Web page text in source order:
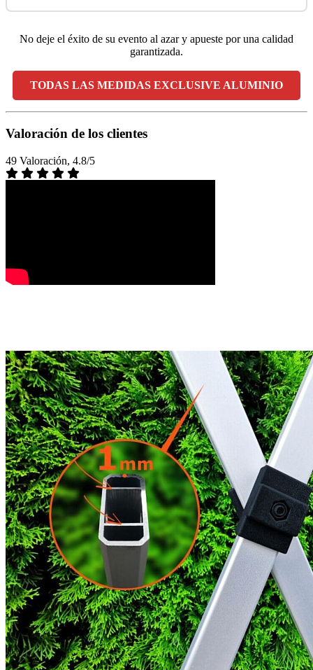
No deje el éxito de su evento al azar y apueste por una calidad
garantizada.
TODAS LAS MEDIDAS EXCLUSIVE ALUMINIO
Valoración de los clientes
49 Valoración, 4.8/5